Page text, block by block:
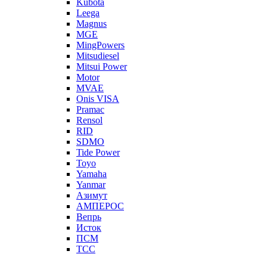
Kubota
Leega
Magnus
MGE
MingPowers
Mitsudiesel
Mitsui Power
Motor
MVAE
Onis VISA
Pramac
Rensol
RID
SDMO
Tide Power
Toyo
Yamaha
Yanmar
Азимут
АМПЕРОС
Вепрь
Исток
ПСМ
ТСС